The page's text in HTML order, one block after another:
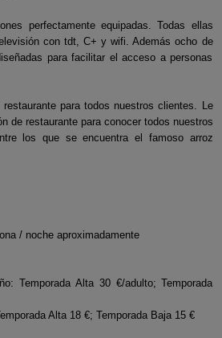
perfectamente equipadas. Todas ellas
con tdt, C+ y wifi. Además ocho de
para facilitar el acceso a personas
para todos nuestros clientes. Le
de restaurante para conocer todos nuestros
los que se encuentra el famoso arroz
/ noche aproximadamente
Temporada Alta 30 €/adulto; Temporada
Alta 18 €; Temporada Baja 15 €